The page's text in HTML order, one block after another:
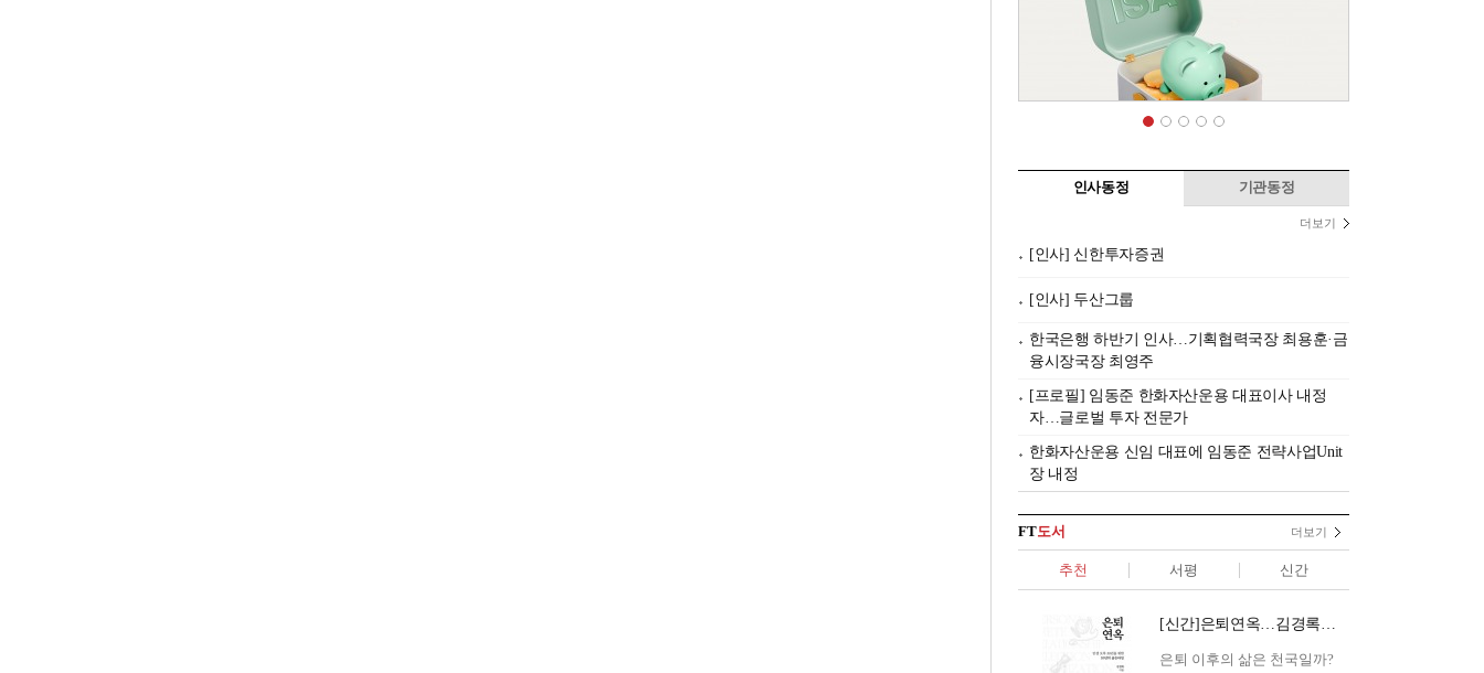
인사동정 기관동정
더보기
[인사] 신한투자증권
[인사] 두산그룹
한국은행 하반기 인사…기획협력국장 최용훈·금
융시장국장 최영주
[프로필] 임동준 한화자산운용 대표이사 내정
자…글로벌 투자 전문가
한화자산운용 신임 대표에 임동준 전략사업Unit
장 내정
FT도서 더보기
추천 서평 신간
[신간]은퇴연옥…김경록의 은퇴 후 삶의 나침반
은퇴 이후의 삶은 천국일까?